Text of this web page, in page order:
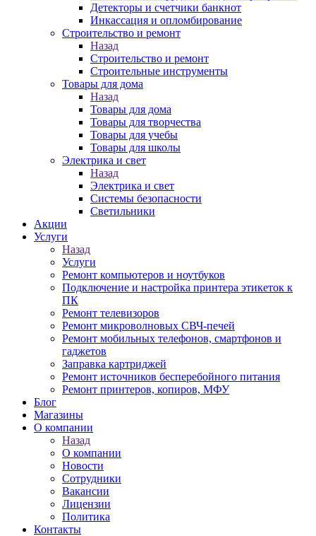
Детекторы и счетчики банкнот
Инкассация и опломбирование
Строительство и ремонт
Назад
Строительство и ремонт
Строительные инструменты
Товары для дома
Назад
Товары для дома
Товары для творчества
Товары для учебы
Товары для школы
Электрика и свет
Назад
Электрика и свет
Системы безопасности
Светильники
Акции
Услуги
Назад
Услуги
Ремонт компьютеров и ноутбуков
Подключение и настройка принтера этикеток к
ПК
Ремонт телевизоров
Ремонт микроволновых СВЧ-печей
Ремонт мобильных телефонов, смартфонов и
гаджетов
Заправка картриджей
Ремонт источников бесперебойного питания
Ремонт принтеров, копиров, МФУ
Блог
Магазины
О компании
Назад
О компании
Новости
Сотрудники
Вакансии
Лицензии
Политика
Контакты